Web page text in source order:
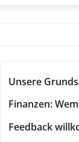
Unsere
Finanzen:
Feedback